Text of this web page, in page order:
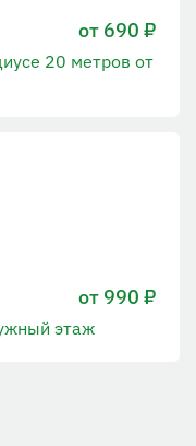
от 690 ₽
20 метров от
от 990 ₽
этаж